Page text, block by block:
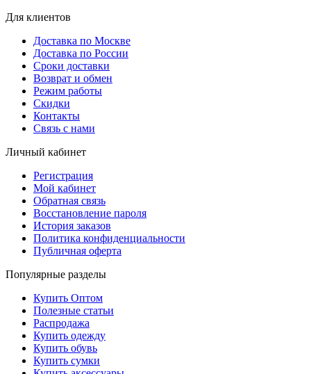
Для клиентов
Доставка по Москве
Доставка по России
Сроки доставки
Возврат и обмен
Режим работы
Скидки
Контакты
Связь с нами
Личный кабинет
Регистрация
Мой кабинет
Обратная связь
Восстановление пароля
История заказов
Политика конфиденциальности
Публичная оферта
Популярные разделы
Купить Оптом
Полезные статьи
Распродажа
Купить одежду
Купить обувь
Купить сумки